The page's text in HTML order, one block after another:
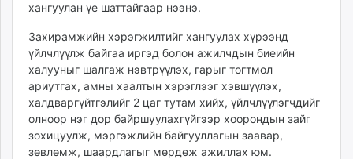
shuurhai.mn
unuudur.mn
isee.mn
mglradio.com
fact.mn
itoim.mn
tumen.mn
shuum.mn
хангуулан үе шаттайгаар нээнэ.
Захирамжийн хэрэгжилтийг хангуулах хүрээнд
үйлчлүүлж байгаа иргэд болон ажилчдын биеийн
халууныг шалгаж нэвтрүүлэх, гарыг тогтмол
ариутгах, амны хаалтын хэрэглээг хэвшүүлэх,
халдваргүйтгэлийг 2 цаг тутам хийх, үйлчлүүлэгчдийг
олноор нэг дор байршуулахгүйгээр хоорондын зайг
зохицуулж, мэргэжлийн байгууллагын заавар,
зөвлөмж, шаардлагыг мөрдөж ажиллах юм.